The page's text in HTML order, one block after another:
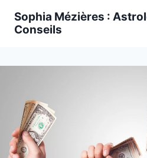
Sophia Mézières :
Conseils